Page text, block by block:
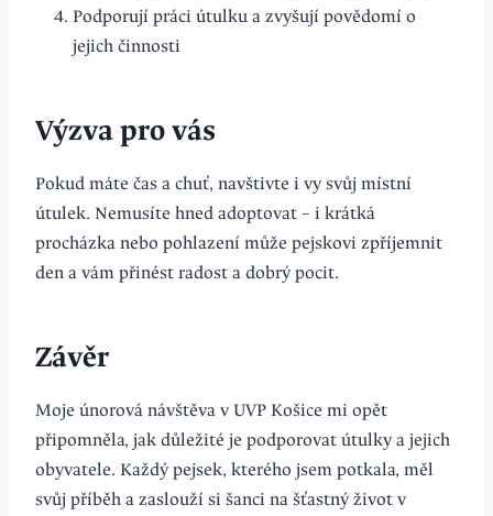
Podporují práci útulku a zvyšují povědomí o
jejich činnosti
Výzva pro vás
Pokud máte čas a chuť, navštivte i vy svůj místní
útulek. Nemusíte hned adoptovat – i krátká
procházka nebo pohlazení může pejskovi zpříjemnit
den a vám přinést radost a dobrý pocit.
Závěr
Moje únorová návštěva v UVP Košice mi opět
připomněla, jak důležité je podporovat útulky a jejich
obyvatele. Každý pejsek, kterého jsem potkala, měl
svůj příběh a zaslouží si šanci na šťastný život v